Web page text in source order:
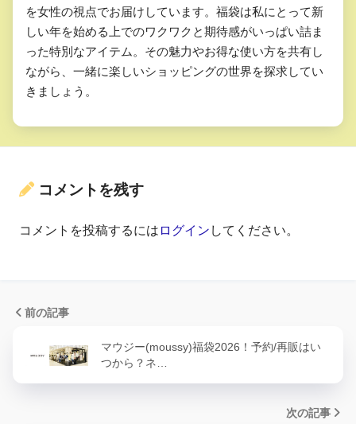
を女性の視点でお届けしています。福袋は私にとって新
しい年を始める上でのワクワクと期待感がいっぱい詰ま
った特別なアイテム。その魅力やお得な使い方を共有し
ながら、一緒に楽しいショッピングの世界を探求してい
きましょう。
コメントを残す
コメントを投稿するには ログイン してください。
前の記事
マウジー(moussy)福袋2026！予約/再販はい
つから？ネ…
次の記事